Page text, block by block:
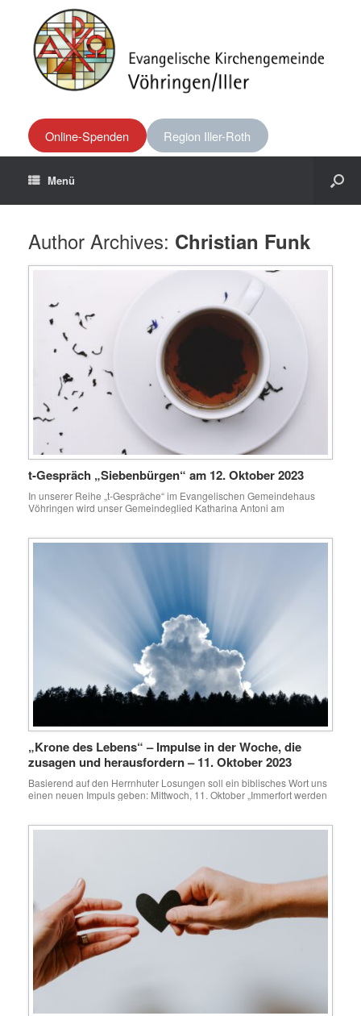
Online-Spenden Region Iller-Roth
Menü
Author Archives: Christian Funk
t-Gespräch „Siebenbürgen“ am 12. Oktober 2023
In unserer Reihe „t-Gespräche“ im Evangelischen Gemeindehaus
Vöhringen wird unser Gemeindeglied Katharina Antoni am
„Krone des Lebens“ – Impulse in der Woche, die
zusagen und herausfordern – 11. Oktober 2023
Basierend auf den Herrnhuter Losungen soll ein biblisches Wort uns
einen neuen Impuls geben: Mittwoch, 11. Oktober „Immerfort werden
werde.“2. Korinther 4, 11 Ab und zu stellt jemand die Frage in den